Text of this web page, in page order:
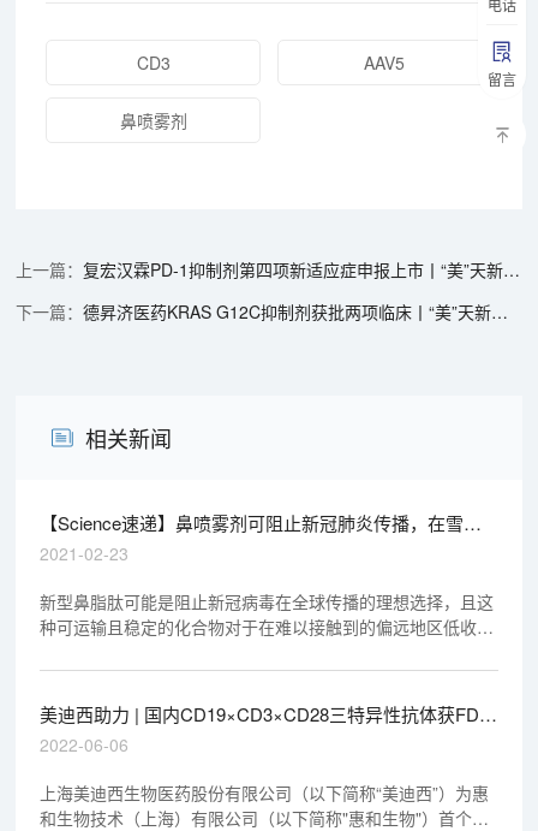
电话
留言
CD3 AAV5
鼻喷雾剂
复宏汉霖PD-1抑制剂第四项新适应症申报上市丨“美”天新药事
德昇济医药KRAS G12C抑制剂获批两项临床丨“美”天新药事
相关新闻
【Science速递】鼻喷雾剂可阻止新冠肺炎传播，在雪貂
实验中已初获成效
2021-02-23
新型鼻脂肽可能是阻止新冠病毒在全球传播的理想选择，且这
种可运输且稳定的化合物对于在难以接触到的偏远地区低收入
美迪西助力 | 国内CD19×CD3×CD28三特异性抗体获FDA
默示许可
2022-06-06
上海美迪西生物医药股份有限公司（以下简称“美迪西”）为惠
和生物技术（上海）有限公司（以下简称"惠和生物"）首个靶